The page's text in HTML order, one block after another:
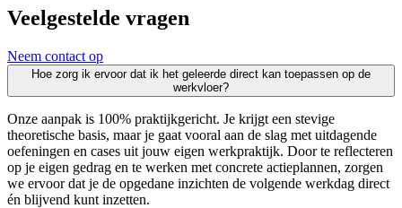
Veelgestelde vragen
Neem contact op
Hoe zorg ik ervoor dat ik het geleerde direct kan toepassen op de
werkvloer?
Onze aanpak is 100% praktijkgericht. Je krijgt een stevige
theoretische basis, maar je gaat vooral aan de slag met uitdagende
oefeningen en cases uit jouw eigen werkpraktijk. Door te reflecteren
op je eigen gedrag en te werken met concrete actieplannen, zorgen
we ervoor dat je de opgedane inzichten de volgende werkdag direct
én blijvend kunt inzetten.